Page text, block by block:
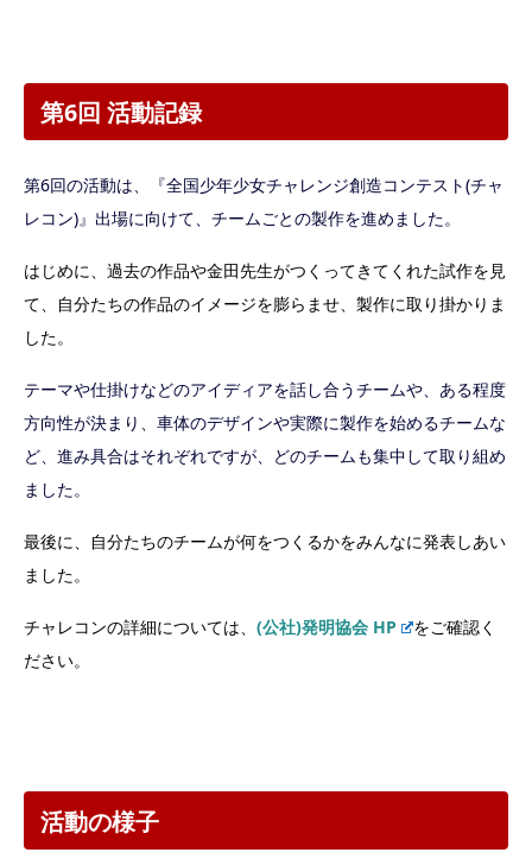
第6回 活動記録
第6回の活動は、『全国少年少女チャレンジ創造コンテスト(チャ
レコン)』出場に向けて、チームごとの製作を進めました。
はじめに、過去の作品や金田先生がつくってきてくれた試作を見
て、自分たちの作品のイメージを膨らませ、製作に取り掛かりま
した。
テーマや仕掛けなどのアイディアを話し合うチームや、ある程度
方向性が決まり、車体のデザインや実際に製作を始めるチームな
ど、進み具合はそれぞれですが、どのチームも集中して取り組め
ました。
最後に、自分たちのチームが何をつくるかをみんなに発表しあい
ました。
チャレコンの詳細については、 (公社)発明協会 HP
をご確認く
ださい。
活動の様子